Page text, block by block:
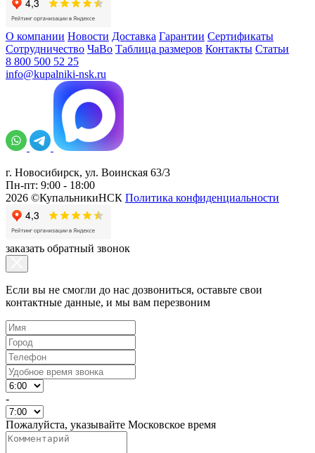
О компании Новости Доставка Гарантии Сертификаты
Сотрудничество ЧаВо Таблица размеров Контакты Статьи
8 800 500 52 25
info@kupalniki-nsk.ru
г. Новосибирск, ул. Воинская 63/3
Пн-пт: 9:00 - 18:00
2026 ©КупальникиНСК Политика конфиденциальности
заказать обратный звонок
Если вы не смогли до нас дозвониться, оставьте свои
контактные данные, и мы вам перезвоним
-
Пожалуйста, указывайте Московское время